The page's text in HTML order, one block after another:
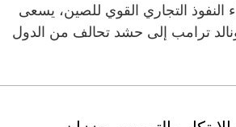
النفوذ التجاري القوي للصين، يسعى
ترامب إلى حشد تحالف من الدول